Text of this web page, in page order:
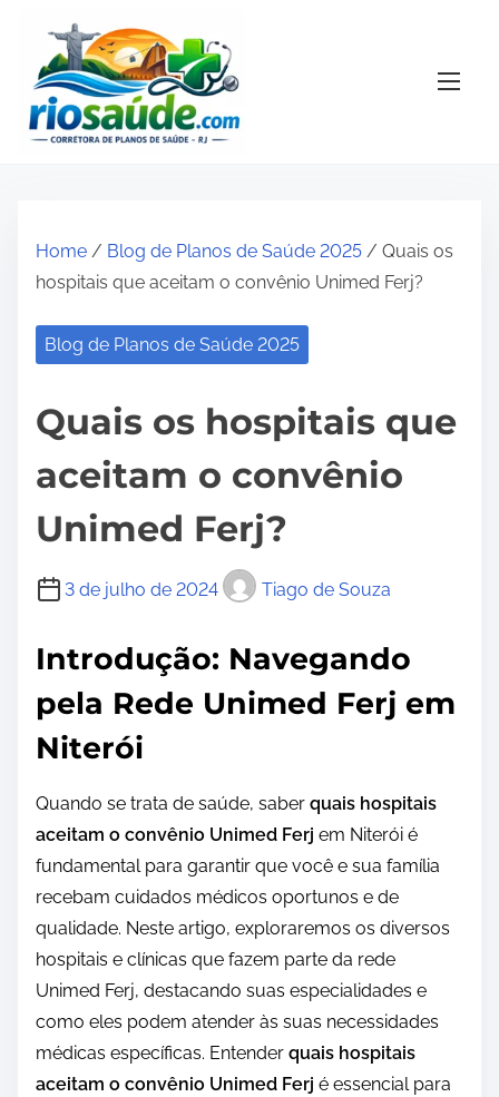
Home / Blog de Planos de Saúde 2025 / Quais os
hospitais que aceitam o convênio Unimed Ferj?
Blog de Planos de Saúde 2025
Quais os hospitais que
aceitam o convênio
Unimed Ferj?
3 de julho de 2024 Tiago de Souza
Introdução: Navegando
pela Rede Unimed Ferj em
Niterói
Quando se trata de saúde, saber quais hospitais
aceitam o convênio Unimed Ferj em Niterói é
fundamental para garantir que você e sua família
recebam cuidados médicos oportunos e de
qualidade. Neste artigo, exploraremos os diversos
hospitais e clínicas que fazem parte da rede
Unimed Ferj, destacando suas especialidades e
como eles podem atender às suas necessidades
médicas específicas. Entender quais hospitais
aceitam o convênio Unimed Ferj é essencial para